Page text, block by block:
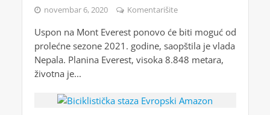
novembar 6, 2020 Komentarišite
Uspon na Mont Everest ponovo će biti moguć od
prolećne sezone 2021. godine, saopštila je vlada
Nepala. Planina Everest, visoka 8.848 metara,
životna je...